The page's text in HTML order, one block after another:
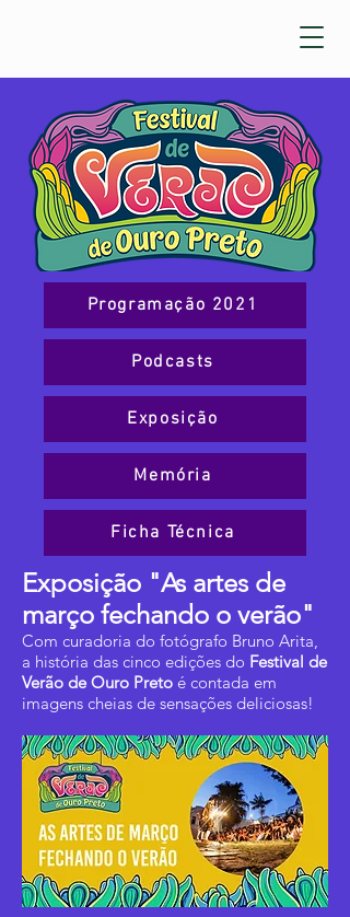
Programação 2021
Podcasts
Exposição
Memória
Ficha Técnica
Exposição "As artes de
março fechando o verão"
Com curadoria do fotógrafo Bruno Arita,
a história das cinco edições do Festival de
Verão de Ouro Preto é contada em
imagens cheias de sensações deliciosas!